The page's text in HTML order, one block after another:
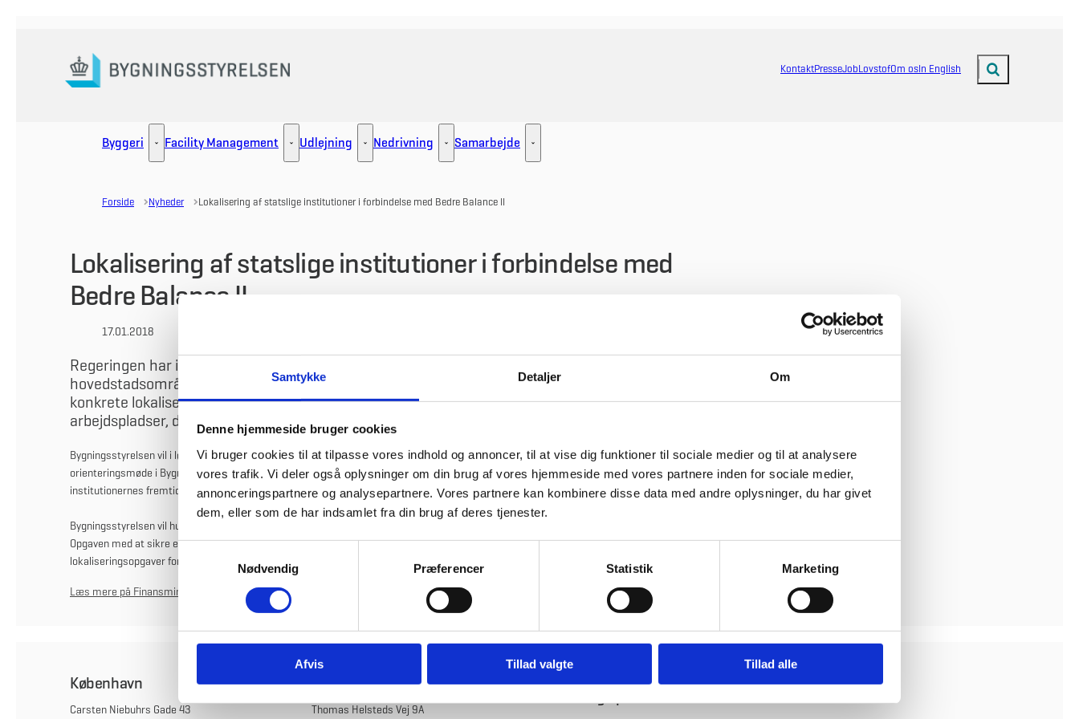
Samtykke Detaljer Om
Denne hjemmeside bruger cookies
Vi bruger cookies til at tilpasse vores indhold og annoncer, til at vise dig funktioner til sociale medier og til at analysere
vores trafik. Vi deler også oplysninger om din brug af vores hjemmeside med vores partnere inden for sociale medier,
annonceringspartnere og analysepartnere. Vores partnere kan kombinere disse data med andre oplysninger, du har givet
dem, eller som de har indsamlet fra din brug af deres tjenester.
a
m
v
Nødvendig Præferencer Statistik Marketing
Afvis Tillad valgte Tillad alle
KontaktPresseJobLovstofOm osIn English Fold søgefelt ud
Byggeri Byggeri - Flere links
Facility Management Facility Management - Flere links
Udlejning Udlejning - Flere links
Nedrivning Nedrivning - Flere links
Samarbejde Samarbejde - Flere links
Forside Nyheder Lokalisering af statslige institutioner i forbindelse med Bedre Balance II
Lokalisering af statslige institutioner i forbindelse med
Bedre Balance II
17.01.2018
Regeringen har i dag offentliggjort sin plan for flytning af statslige institutioner fra
hovedstadsområdet til resten af landet. Det er Bygningsstyrelsens opgave at sørge for de
konkrete lokaliseringer af en stor del af institutionerne og de ca. 4.000 statslige
arbejdspladser, der flytter geografisk.
Bygningsstyrelsen vil i løbet af de kommende dage tage kontakt til de enkelte ministerier og statslige institutioner for at invitere til et
orienteringsmøde i Bygningsstyrelsen. Formålet med mødet er at drøfte det videre forløb og en eventuelt besigtigelse af
institutionernes fremtidige lokaler, hvis det er muligt.
Bygningsstyrelsen vil hurtigt udarbejde en implementeringsplan med hver enkelt institution i forhold til deres fremtidige lokalisering.
Opgaven med at sikre en god lokaliseringsproces for de statslige institutioner, kan betyde, at Bygningsstyrelsens andre
lokaliseringsopgaver for statslige kunder kan blive påvirket tidsmæssigt.
Læs mere på Finansministeriets hjemmeside
København
Carsten Niebuhrs Gade 43
Skanderborg
Thomas Helsteds Vej 9A